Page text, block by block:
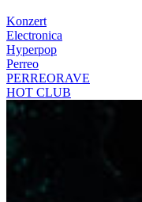
Konzert
Electronica
Hyperpop
Perreo
PERREORAVE
HOT CLUB